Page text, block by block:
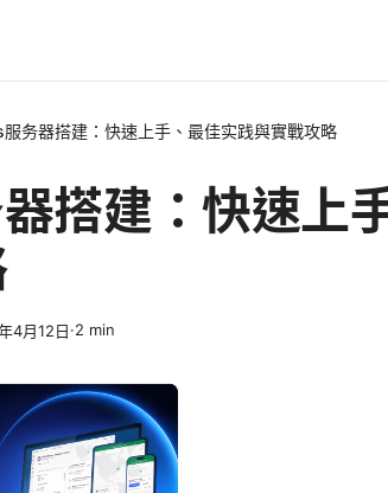
务器搭建：快速上手、最佳实践與實戰攻略
搭建：快速上
4月12日·2 min